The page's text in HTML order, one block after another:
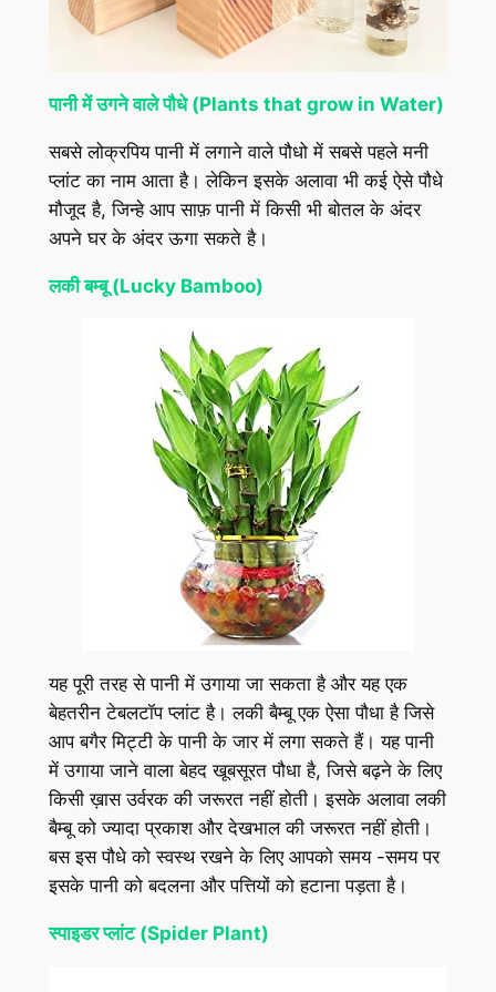
पानी में उगने वाले पौधे (Plants that grow in Water)
सबसे लोक्रपिय पानी में लगाने वाले पौधो में सबसे पहले मनी
प्लांट का नाम आता है। लेकिन इसके अलावा भी कई ऐसे पौधे
मौजूद है, जिन्हे आप साफ़ पानी में किसी भी बोतल के अंदर
अपने घर के अंदर ऊगा सकते है।
लकी बम्बू (Lucky Bamboo)
यह पूरी तरह से पानी में उगाया जा सकता है और यह एक
बेहतरीन टेबलटॉप प्लांट है। लकी बैम्बू एक ऐसा पौधा है जिसे
आप बगैर मिट्टी के पानी के जार में लगा सकते हैं। यह पानी
में उगाया जाने वाला बेहद खूबसूरत पौधा है, जिसे बढ़ने के लिए
किसी ख़ास उर्वरक की जरूरत नहीं होती। इसके अलावा लकी
बैम्बू को ज्यादा प्रकाश और देखभाल की जरूरत नहीं होती।
बस इस पौधे को स्वस्थ रखने के लिए आपको समय -समय पर
इसके पानी को बदलना और पत्तियों को हटाना पड़ता है।
स्पाइडर प्लांट (Spider Plant)